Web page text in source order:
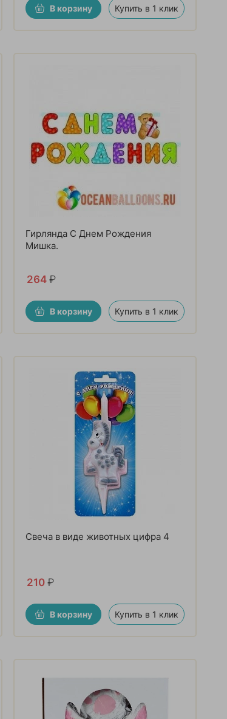
В корзину Купить в 1 клик
Гирлянда С Днем Рождения
Мишка.
264 ₽
В корзину Купить в 1 клик
Свеча в виде животных цифра 4
210 ₽
В корзину Купить в 1 клик